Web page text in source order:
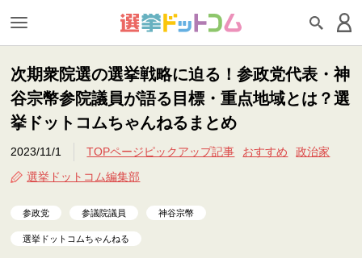
次期衆院選の選挙戦略に迫る！参政党代表・神
谷宗幣参院議員が語る目標・重点地域とは？選
挙ドットコムちゃんねるまとめ
2023/11/1 TOPページピックアップ記事 おすすめ
政治家
選挙ドットコム編集部
参政党 参議院議員 神谷宗幣
選挙ドットコムちゃんねる